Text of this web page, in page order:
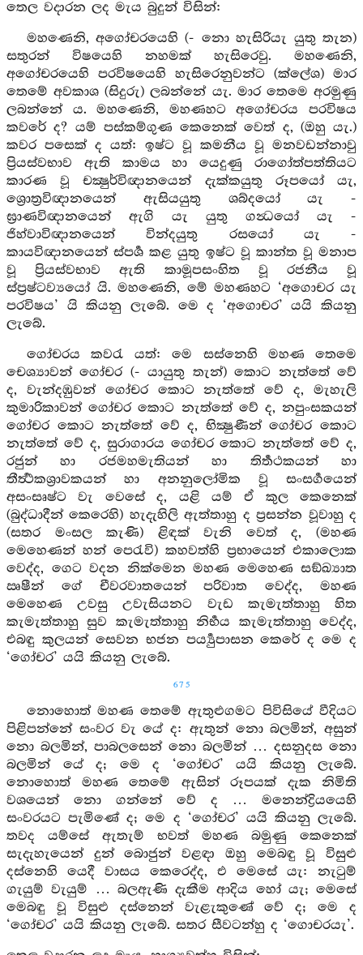
තෙල වදාරන ලද මැය බුදුන් විසින්:
මහණෙනි, අගෝචරයෙහි (- නො හැසිරියැ යුතු තැන)
සතුරන් විෂයෙහි නහමක් හැසිරෙවු. මහණෙනි,
අගෝචරයෙහි පරවිෂයෙහි හැසිරෙනුවන්ට (ක්ලේශ) මාර
තෙමේ අවකාශ (සිදුරු) ලබන්නේ යැ. මාර තෙමෙ අරමුණු
ලබන්නේ ය. මහණෙනි, මහණහට අගෝචරය පරවිෂය
කවරේ ද? යම් පස්කම්ගුණ කෙනෙක් වෙත් ද, (ඔහු යැ.)
කවර පසෙක් ද යත්: ඉෂ්ට වූ කමනීය වූ මනවඩන්නාවු
ප්‍රියස්වභාව ඇති කාමය හා යෙදුණු රාගෝත්පත්තියට
කාරණ වූ චක්‍ෂුර්විඥානයෙන් දැක්කයුතු රූපයෝ යැ,
ශ්‍රොත්‍රවිඥානයෙන් ඇසියයුතු ශබ්දයෝ යැ -
ඝ්‍රාණවිඥානයෙන් ඇගි යැ යුතු ගන්‍ධයෝ යැ -
ජිහ්වාවිඥානයෙන් වින්දයුතු රසයෝ යැ -
කායවිඥානයෙන් ස්පර්‍ශ කළ යුතු ඉෂ්ට වූ කාන්ත වූ මනාප
වූ ප්‍රියස්වභාව ඇති කාමූපසංහිත වූ රජනීය වූ
ස්ප්‍රෂ්ටව්‍යයෝ යි. මහණෙනි, මේ මහණහට ‘අගොචර යැ
පරවිෂය’ යි කියනු ලැබේ. මෙ ද ‘අගොචර’ යයි කියනු
ලැබේ.
ගෝචරය කවරැ යත්: මෙ සස්නෙහි මහණ තෙමෙ
චෙශ්‍යාවන් ගෝචර (- යායුතු තැන්) කොට නැත්තේ වේ
ද, වැන්දඹුවන් ගෝචර කොට නැත්තේ වේ ද, මැහැලි
කුමාරිකාවන් ගෝචර කොට නැත්තේ වේ ද, නපුංසකයන්
ගෝචර කොට නැත්තේ වේ ද, භික්‍ෂුණීන් ගෝචර කොට
නැත්තේ වේ ද, සුරාගාරය ගෝචර කොට නැත්තේ වේ ද,
රජුන් හා රජමහමැතියන් හා තිර්‍තථකයන් හා
තීර්‍ත්‍ථකශ්‍රාවකයන් හා අනනුලෝමික වූ සංසර්‍ගයෙන්
අසංසෘෂ්ට වැ වෙසේ ද, යළි යම් ඒ කුල කෙනෙක්
(බුද්ධාදීන් කෙරෙහි) හැදැහිලි ඇත්තාහු ද ප්‍රසන්න වූවාහු ද
(සතර මංසල කැණි) ළිඳක් වැනි වෙත් ද, (මහණ
මෙහෙණන් හන් පෙරැවි) කහවත්හි ප්‍රභායෙන් එකාලොක
වෙද්ද, ගෙට වදන නික්මෙන මහණ මෙහෙණ සඞ්ඛ්‍යාත
ඍෂීන් ගේ චීවරවාතයෙන් පරිවාත වෙද්ද, මහණ
මෙහෙණ උවසු උවැසියනට වැඩ කැමැත්තාහු හිත
කැමැත්තාහු සුව කැමැත්තාහු නිර්‍භය කැමැත්තාහු වෙද්ද,
එබඳු කුලයන් සෙවන භජන පර්‍ය්‍යුපාසන කෙරේ ද මෙ ද
‘ගෝචර’ යයි කියනු ලැබේ.
675
නොහොත් මහණ තෙමේ ඇතුළුගමට පිවිසියේ වීදියට
පිළිපන්නේ සංවර වැ යේ ද: ඇතුන් නො බලමින්, අසුන්
නො බලමින්, පාබලසෙන් නො බලමින් … දසනුදස නො
බලමින් යේ ද; මෙ ද ‘ගෝචර’ යයි කියනු ලැබේ.
නොහොත් මහණ තෙමේ ඇසින් රූපයක් දැක නිමිති
වශයෙන් නො ගන්නේ වේ ද … මනෙන්ද්‍රියයෙහි
සංවරයට පැමිණේ ද; මෙ ද ‘ගෝචර’ යයි කියනු ලැබේ.
තවද යම්සේ ඇතැම් භවත් මහණ බමුණු කෙනෙක්
සැදැහැයෙන් දුන් බොජුන් වළඳා ඔහු මෙබඳු වූ විසුළු
දස්නෙහි යෙදී වාසය කෙරෙද්ද, එ මෙසේ යැ: නැටුම්
ගැයුම් වැයුම් … බලඇණි දැකීම ආදිය හෝ යැ; මෙසේ
මෙබඳු වූ විසුළු දස්නෙන් වැළැකුණේ වේ ද; මෙ ද
‘ගෝචර’ යයි කියනු ලැබේ. සතර සීවටන්හු ද ‘ගොචරයැ’.